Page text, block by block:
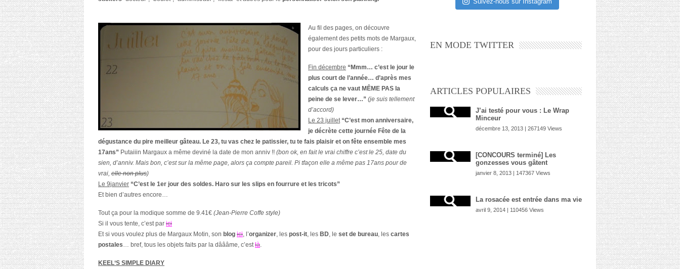
Au fil des pages, on découvre
également des petits mots de Margaux,
pour des jours particuliers :
Fin décembre “Mmm… c’est le jour le
plus court de l’année… d’après mes
calculs ça ne vaut MÊME PAS la
peine de se lever…” (je suis tellement
d’accord)
Le 23 juillet“C’est mon anniversaire,
je décrète cette journée Fête de la
dégustance du pire meilleur gâteau. Le 23, tu vas chez le patissier, tu te fais plaisir et on fête ensemble mes
17ans” Putaiiin Margaux a même deviné la date de mon anniv !! (bon ok, en fait le vrai chiffre c’est le 25, date du
sien, d’anniv. Mais bon, c’est sur la même page, alors ça compte pareil. Pi tfaçon elle a même pas 17ans pour de
vrai, elle non plus)
Le 9janvier “C’est le 1er jour des soldes. Haro sur les slips en fourrure et les tricots”
Et bien d’autres encore…
Tout ça pour la modique somme de 9.41€ (Jean-Pierre Coffe style)
Si il vous tente, c’est par ici
Et si vous voulez plus de Margaux Motin, son blog ici, l’organizer, les post-it, les BD, le set de bureau, les cartes
postales… bref, tous les objets faits par la dâââme, c’estlà.
KEEL‘S SIMPLE DIARY
EN MODE TWITTER
ARTICLES POPULAIRES
J’ai testé pour vous : Le Wrap
Minceur
décembre 13, 2013 | 267149 Views
[CONCOURS terminé] Les
gonzesses vous gâtent
janvier 8, 2013 | 147367 Views
La rosacée est entrée dans ma vie
avril 9, 2014 | 110456 Views